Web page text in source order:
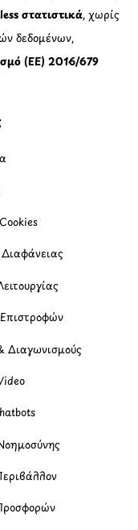
στατιστικά, χωρίς
δεδομένων,
(ΕΕ) 2016/679
Διαγωνισμούς